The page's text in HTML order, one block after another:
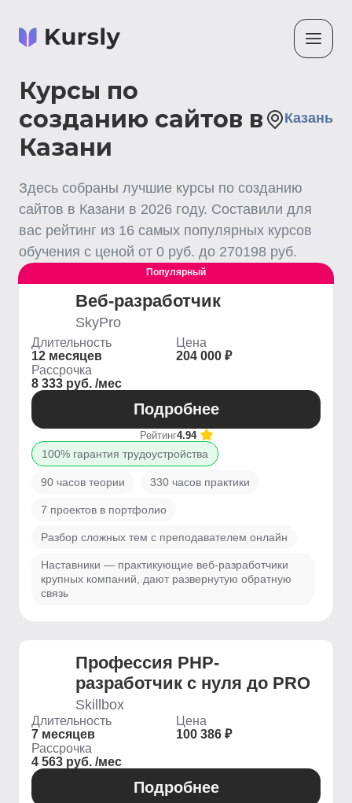
Курсы по
созданию сайтов в
Казани
Казань
Здесь собраны лучшие курсы по созданию
сайтов в Казани в 2026 году. Составили для
вас рейтинг из 16 самых популярных курсов
обучения с ценой от 0 руб. до 270198 руб.
Популярный
Веб-разработчик
SkyPro
Длительность
12 месяцев
Цена
204 000 ₽
Рассрочка
8 333 руб. /мес
Подробнее
Рейтинг4.94
100% гарантия трудоустройства
90 часов теории 330 часов практики
7 проектов в портфолио
Разбор сложных тем с преподавателем онлайн
Наставники — практикующие веб-разработчики
крупных компаний, дают развернутую обратную
связь
Профессия PHP-
разработчик с нуля до PRO
Skillbox
Длительность
7 месяцев
Цена
100 386 ₽
Рассрочка
4 563 руб. /мес
Подробнее